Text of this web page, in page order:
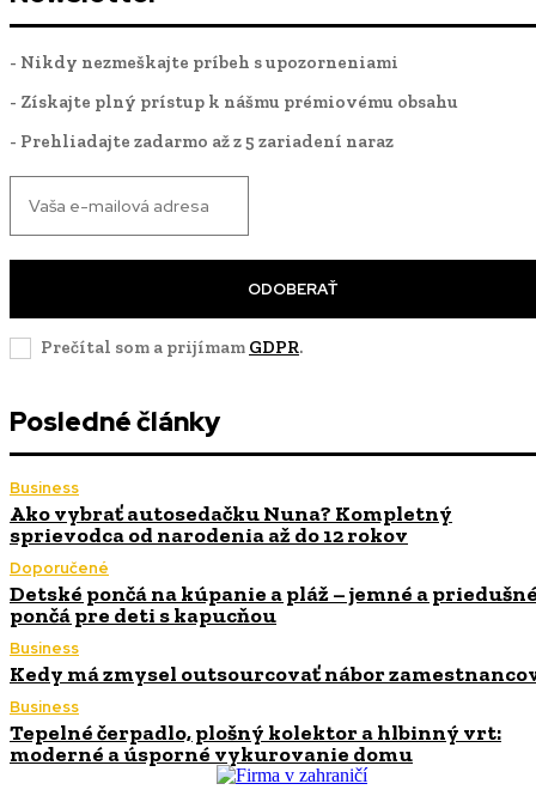
- Nikdy nezmeškajte príbeh s upozorneniami
- Získajte plný prístup k nášmu prémiovému obsahu
- Prehliadajte zadarmo až z 5 zariadení naraz
ODOBERAŤ
Prečítal som a prijímam GDPR.
Posledné články
Business
Ako vybrať autosedačku Nuna? Kompletný
sprievodca od narodenia až do 12 rokov
Doporučené
Detské pončá na kúpanie a pláž – jemné a
pončá pre deti s kapucňou
Business
Kedy má zmysel outsourcovať nábor
Business
Tepelné čerpadlo, plošný kolektor a hlbinný vrt:
moderné a úsporné vykurovanie domu